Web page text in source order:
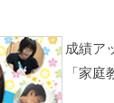
成績ア
「家庭